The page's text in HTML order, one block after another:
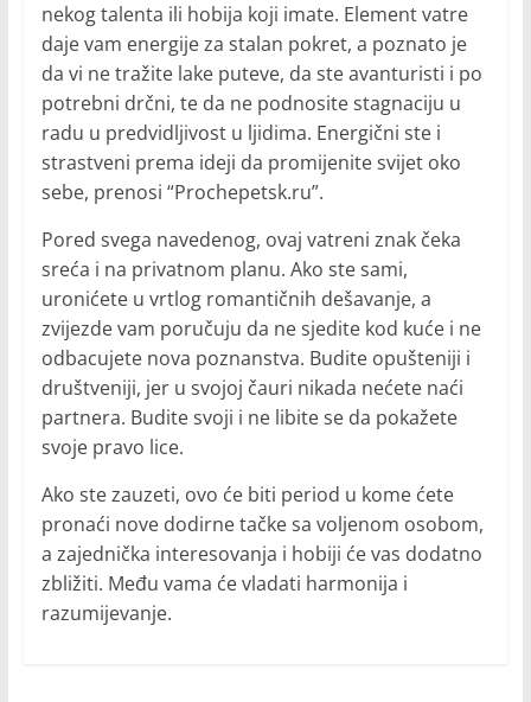
nekog talenta ili hobija koji imate. Element vatre
daje vam energije za stalan pokret, a poznato je
da vi ne tražite lake puteve, da ste avanturisti i po
potrebni drčni, te da ne podnosite stagnaciju u
radu u predvidljivost u ljidima. Energični ste i
strastveni prema ideji da promijenite svijet oko
sebe, prenosi “Prochepetsk.ru”.
Pored svega navedenog, ovaj vatreni znak čeka
sreća i na privatnom planu. Ako ste sami,
uronićete u vrtlog romantičnih dešavanje, a
zvijezde vam poručuju da ne sjedite kod kuće i ne
odbacujete nova poznanstva. Budite opušteniji i
društveniji, jer u svojoj čauri nikada nećete naći
partnera. Budite svoji i ne libite se da pokažete
svoje pravo lice.
Ako ste zauzeti, ovo će biti period u kome ćete
pronaći nove dodirne tačke sa voljenom osobom,
a zajednička interesovanja i hobiji će vas dodatno
zbližiti. Među vama će vladati harmonija i
razumijevanje.